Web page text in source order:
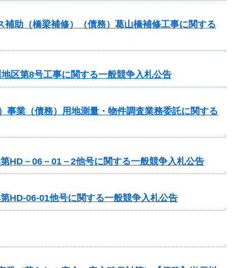
助（橋梁補修）（債務）葛山橋補修工事に関する
区第8号工事に関する一般競争入札公告
業（債務）用地測量・物件調査業務委託に関する
HD－06－01－2他号に関する一般競争入札公告
HD-06-01他号に関する一般競争入札公告